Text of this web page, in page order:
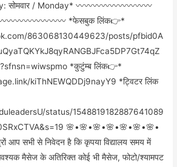
सोमवार / Monday* 〰️〰️〰️〰️〰️〰️〰️〰️〰️
〰️〰️〰️〰️〰️〰️〰️ *फेसबुक लिंक👉*
863068130449623/posts/pfbid0A
*कुटुंम्ब लिंक👉*
kiThNEWQDDj9nayY9 *ट्विटर लिंक
status/1548819182887641089
🌸•🌸•🌸•🌸•🌸•🌸•🌸•
आप सभी से निवेदन है कि कृपया विद्यालय समय में
मैसेज के अतिरिक्त कोई भी मैसेज, फोटो/श्यामपट